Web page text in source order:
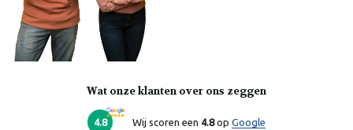
Wat onze klanten over ons zeggen
4.8 Wij scoren een 4.8op Google
Online